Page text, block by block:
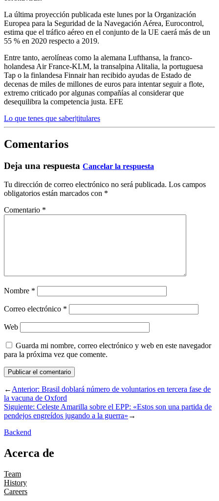
La última proyección publicada este lunes por la Organización
Europea para la Seguridad de la Navegación Aérea, Eurocontrol,
estima que el tráfico aéreo en el conjunto de la UE caerá más de un
55 % en 2020 respecto a 2019.
Entre tanto, aerolíneas como la alemana Lufthansa, la franco-
holandesa Air France-KLM, la transalpina Alitalia, la portuguesa
Tap o la finlandesa Finnair han recibido ayudas de Estado de
decenas de miles de millones de euros para intentar seguir a flote,
extremo criticado por algunas compañías al considerar que
desequilibra la competencia justa. EFE
Lo que tenes que saber|titulares
Comentarios
Deja una respuesta Cancelar la respuesta
Tu dirección de correo electrónico no será publicada. Los campos
obligatorios están marcados con *
Comentario *
Nombre *
Correo electrónico *
Web
Guarda mi nombre, correo electrónico y web en este navegador
para la próxima vez que comente.
←Anterior: Brasil doblará número de voluntarios en tercera fase de
la vacuna de Oxford
Siguiente: Celeste Amarilla sobre el EPP: «Estos son una partida de
pendejos engreídos jugando a la guerra» →
Backend
Acerca de
Team
History
Careers